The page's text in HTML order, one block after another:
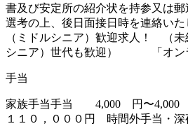
書及び安定所の紹介状を持参又
選考の上、後日面接日時を連絡
（ミドルシニア）歓迎求人！ （
シニア）世代も歓迎） 「オンラ
手当
家族手当手当 4,000 円〜4,000
１１０，０００円 時間外手当・